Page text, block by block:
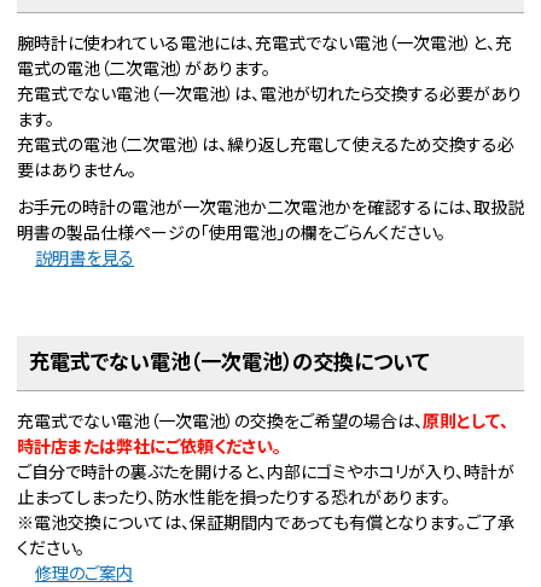
腕時計に使われている電池には、充電式でない電池（一次電池）と、充
電式の電池（二次電池）があります。
充電式でない電池（一次電池）は、電池が切れたら交換する必要があり
ます。
充電式の電池（二次電池）は、繰り返し充電して使えるため交換する必
要はありません。
お手元の時計の電池が一次電池か二次電池かを確認するには、取扱説
明書の製品仕様ページの「使用電池」の欄をごらんください。
説明書を見る
充電式でない電池（一次電池）の交換について
充電式でない電池（一次電池）の交換をご希望の場合は、原則として、
時計店または弊社にご依頼ください。
ご自分で時計の裏ぶたを開けると、内部にゴミやホコリが入り、時計が
止まってしまったり、防水性能を損ったりする恐れがあります。
※電池交換については、保証期間内であっても有償となります。ご了承
ください。
修理のご案内